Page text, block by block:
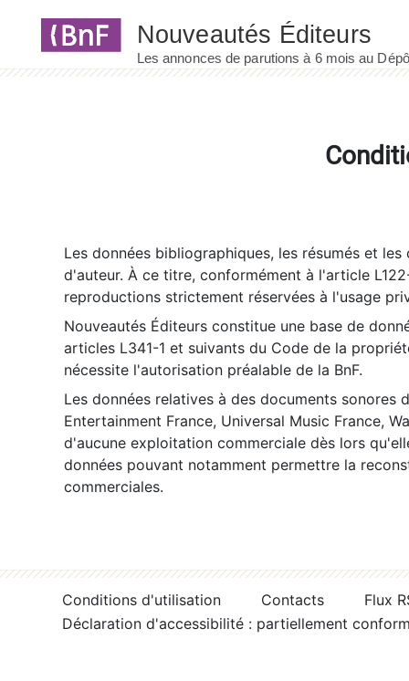
Les données bibliographiques, les résumés et
d'auteur. À ce titre, conformément à l'article
reproductions strictement réservées à l'usage
Nouveautés Éditeurs constitue une base de
articles L341-1 et suivants du Code de la
nécessite l'autorisation préalable de la BnF.
Les données relatives à des documents sonores
Entertainment France, Universal Music France,
d'aucune exploitation commerciale dès lors
données pouvant notamment permettre la
commerciales.
Conditions d'utilisation Contacts
Flux
Déclaration d'accessibilité : partiellement